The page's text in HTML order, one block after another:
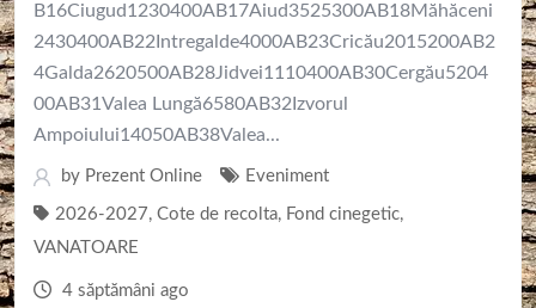
B16Ciugud1230400AB17Aiud3525300AB18Măhăceni
2430400AB22Intregalde4000AB23Cricău2015200AB2
4Galda2620500AB28Jidvei1110400AB30Cergău5204
00AB31Valea Lungă6580AB32Izvorul
Ampoiului14050AB38Valea...
by Prezent Online Eveniment
2026-2027, Cote de recolta, Fond cinegetic,
VANATOARE
4 săptămâni ago